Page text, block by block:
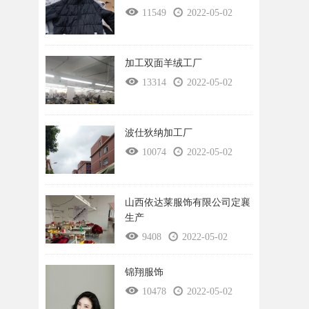
11549 2022-05-02
加工双面羊绒工厂
13314
2022-05-02
波仕狄纳加工厂
10074
2022-05-02
山西依达莱服饰有限公司定襄
生产
9408
2022-05-02
锦翔服饰
10478
2022-05-02